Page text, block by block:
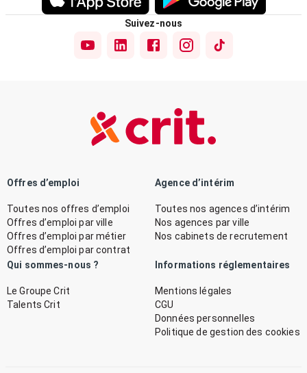
Suivez-nous
Offres d’emploi
Toutes nos offres d’emploi
Offres d’emploi par ville
Offres d’emploi par métier
Offres d’emploi par contrat
Agence d’intérim
Toutes nos agences d’intérim
Nos agences par ville
Nos cabinets de recrutement
Qui sommes-nous ?
Le Groupe Crit
Talents Crit
Informations réglementaires
Mentions légales
CGU
Données personnelles
Politique de gestion des cookies